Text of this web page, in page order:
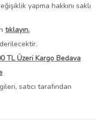
yapma hakkını saklı
tıklayın.
TL Üzeri Kargo Bedava
satıcı tarafından